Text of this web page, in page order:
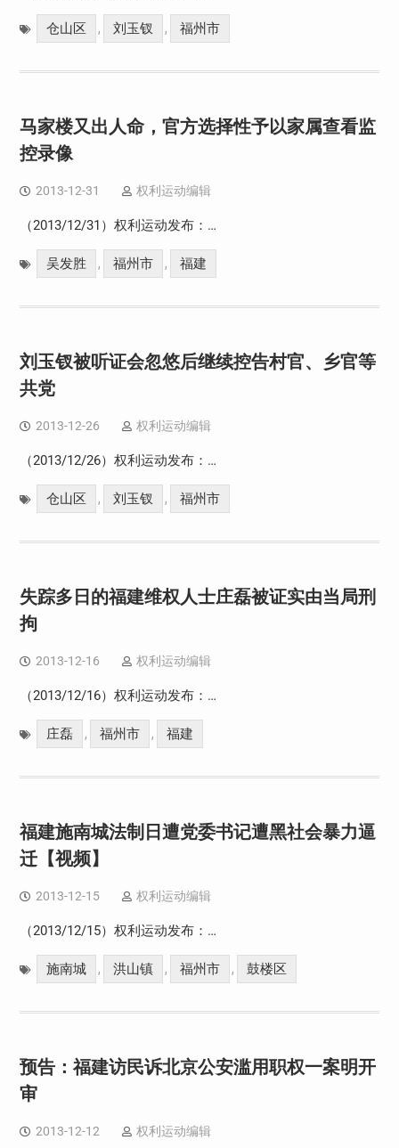
仓山区 , 刘玉钗 , 福州市
马家楼又出人命，官方选择性予以家属查看监
控录像
2013-12-31 权利运动编辑
（2013/12/31）权利运动发布：…
吴发胜 , 福州市 , 福建
刘玉钗被听证会忽悠后继续控告村官、乡官等
共党
2013-12-26 权利运动编辑
（2013/12/26）权利运动发布：…
仓山区 , 刘玉钗 , 福州市
失踪多日的福建维权人士庄磊被证实由当局刑
拘
2013-12-16 权利运动编辑
（2013/12/16）权利运动发布：…
庄磊 , 福州市 , 福建
福建施南城法制日遭党委书记遭黑社会暴力逼
迁【视频】
2013-12-15 权利运动编辑
（2013/12/15）权利运动发布：…
施南城 , 洪山镇 , 福州市 , 鼓楼区
预告：福建访民诉北京公安滥用职权一案明开
审
2013-12-12 权利运动编辑